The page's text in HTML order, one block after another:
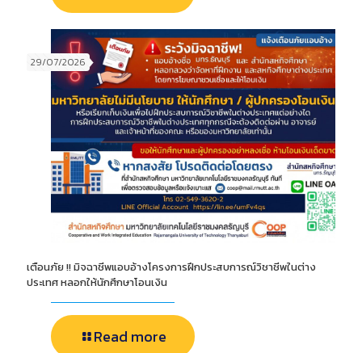
29/07/2026
เตือนภัย !! มิจฉาชีพแอบอ้างโครงการฝึกประสบการณ์วิชาชีพในต่าง
ประเทศ หลอกให้นักศึกษาโอนเงิน
Read more